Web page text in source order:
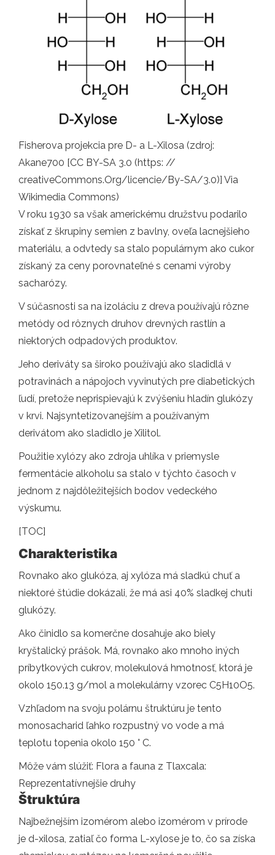
Fisherova projekcia pre D- a L-Xilosa (zdroj:
Akane700 [CC BY-SA 3.0 (https: //
creativeCommons.Org/licencie/By-SA/3.0)] Via
Wikimedia Commons)
V roku 1930 sa však americkému družstvu podarilo
získať z škrupiny semien z bavlny, oveľa lacnejšieho
materiálu, a odvtedy sa stalo populárnym ako cukor
získaný za ceny porovnateľné s cenami výroby
sacharózy.
V súčasnosti sa na izoláciu z dreva používajú rôzne
metódy od rôznych druhov drevných rastlín a
niektorých odpadových produktov.
Jeho deriváty sa široko používajú ako sladidlá v
potravinách a nápojoch vyvinutých pre diabetických
ľudí, pretože neprispievajú k zvýšeniu hladín glukózy
v krvi. Najsyntetizovanejším a používaným
derivátom ako sladidlo je Xilitol.
Použitie xylózy ako zdroja uhlíka v priemysle
fermentácie alkoholu sa stalo v týchto časoch v
jednom z najdôležitejších bodov vedeckého
výskumu.
[TOC]
Charakteristika
Rovnako ako glukóza, aj xylóza má sladkú chuť a
niektoré štúdie dokázali, že má asi 40% sladkej chuti
glukózy.
Ako činidlo sa komerčne dosahuje ako biely
kryštalický prášok. Má, rovnako ako mnoho iných
príbytkových cukrov, molekulová hmotnosť, ktorá je
okolo 150.13 g/mol a molekulárny vzorec C5H10O5.
Vzhľadom na svoju polárnu štruktúru je tento
monosacharid ľahko rozpustný vo vode a má
teplotu topenia okolo 150 ° C.
Môže vám slúžiť: Flora a fauna z Tlaxcala:
Reprezentatívnejšie druhy
Štruktúra
Najbežnejším izomérom alebo izomérom v prírode
je d-xilosa, zatiaľ čo forma L-xylose je to, čo sa získa